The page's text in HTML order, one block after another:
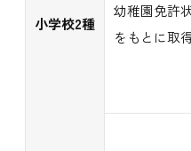
小学校2種
幼稚園免許
をもとに取